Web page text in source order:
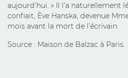
aujourd’hui. » Il l’a naturellement
confiait, Ève Hanska, devenue
mois avant la mort de l’écrivain.
Source : Maison de Balzac à Paris.